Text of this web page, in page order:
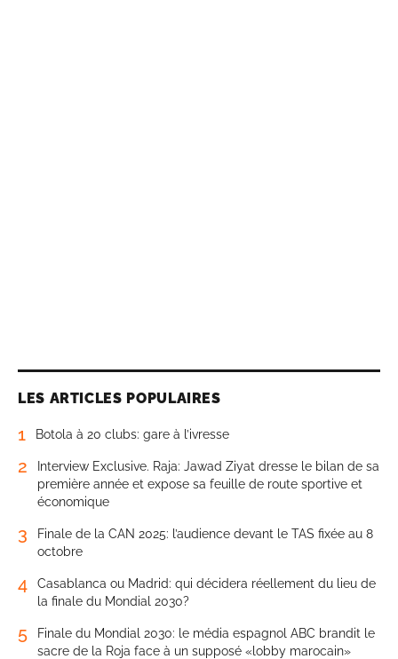
LES ARTICLES POPULAIRES
1 Botola à 20 clubs: gare à l’ivresse
2
Interview Exclusive. Raja: Jawad Ziyat dresse le bilan de sa
première année et expose sa feuille de route sportive et
économique
3
Finale de la CAN 2025: l’audience devant le TAS fixée au 8
octobre
4
Casablanca ou Madrid: qui décidera réellement du lieu de
la finale du Mondial 2030?
5
Finale du Mondial 2030: le média espagnol ABC brandit le
sacre de la Roja face à un supposé «lobby marocain»